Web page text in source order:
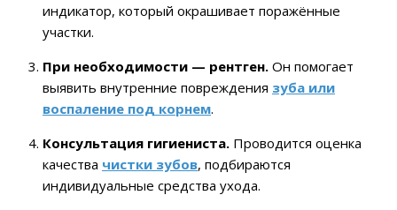
индикатор, который окрашивает поражённые
участки.
При необходимости — рентген. Он помогает
выявить внутренние повреждения зуба или
воспаление под корнем.
Консультация гигиениста. Проводится оценка
качества чистки зубов, подбираются
индивидуальные средства ухода.